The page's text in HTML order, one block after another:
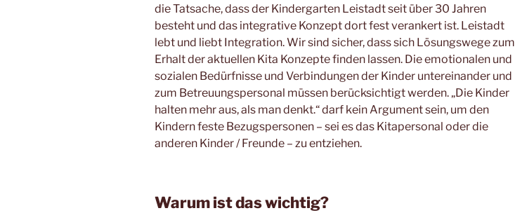
die Tatsache, dass der Kindergarten Leistadt seit über 30 Jahren
besteht und das integrative Konzept dort fest verankert ist. Leistadt
lebt und liebt Integration. Wir sind sicher, dass sich Lösungswege zum
Erhalt der aktuellen Kita Konzepte finden lassen. Die emotionalen und
sozialen Bedürfnisse und Verbindungen der Kinder untereinander und
zum Betreuungspersonal müssen berücksichtigt werden. „Die Kinder
halten mehr aus, als man denkt.“ darf kein Argument sein, um den
Kindern feste Bezugspersonen – sei es das Kitapersonal oder die
anderen Kinder / Freunde – zu entziehen.
Warum ist das wichtig?